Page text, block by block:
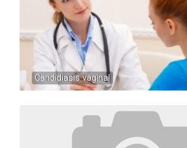
Candidiasis vaginal